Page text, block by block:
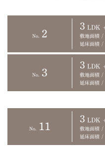
No. 2
3 LDK
敷地面積
延床面積
No. 3
3 LDK
敷地面積
延床面積
No. 11
3 LDK
敷地面積
延床面積